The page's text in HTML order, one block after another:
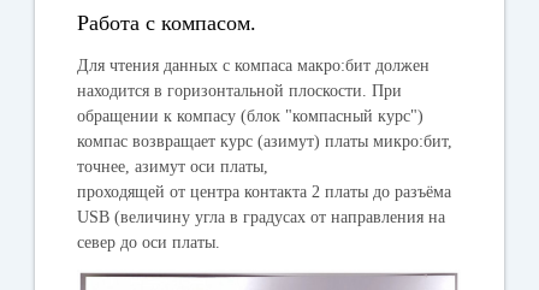
Работа с компасом.
Для чтения данных с компаса макро:бит должен
находится в горизонтальной плоскости. При
обращении к компасу (блок "компасный курс")
компас возвращает курс (азимут) платы микро:бит,
точнее, азимут оси платы,
проходящей от центра контакта 2 платы до разъёма
USB (величину угла в градусах от направления на
север до оси платы.